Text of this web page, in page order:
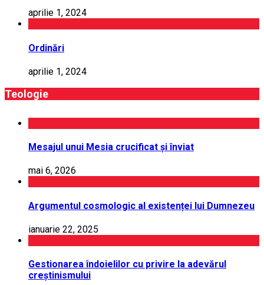
aprilie 1, 2024
Ordinări
aprilie 1, 2024
Teologie
Mesajul unui Mesia crucificat și înviat
mai 6, 2026
Argumentul cosmologic al existenței lui Dumnezeu
ianuarie 22, 2025
Gestionarea îndoielilor cu privire la adevărul
creștinismului